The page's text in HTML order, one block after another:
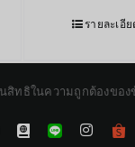
รายละเอีย
ทธิในความถูกต้องขอ
Blogger
LINE